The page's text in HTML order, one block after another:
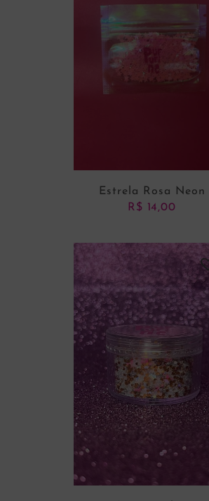
ADICIONAR AO CARRINHO
Estrela Rosa Neon
R$ 14,00